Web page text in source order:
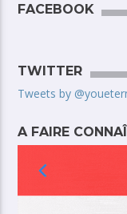
FACEBOOK
TWITTER
Tweets by
A FAIRE